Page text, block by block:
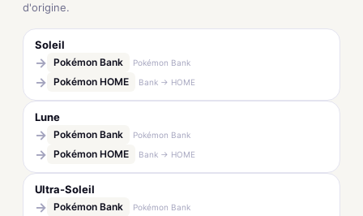
d'origine.
Soleil
→ Pokémon Bank Pokémon Bank
→ Pokémon HOME Bank → HOME
Lune
→ Pokémon Bank Pokémon Bank
→ Pokémon HOME Bank → HOME
Ultra-Soleil
→ Pokémon Bank Pokémon Bank